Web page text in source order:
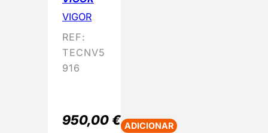
VIGOR
REF:
TECNV5
916
950,00€ ADICIONAR